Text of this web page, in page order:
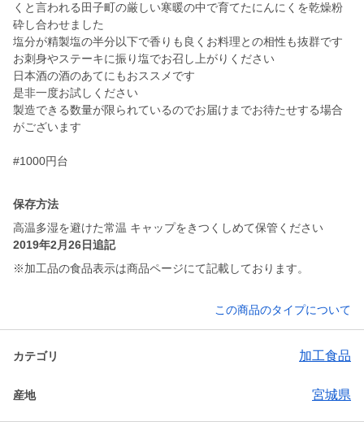
くと言われる田子町の厳しい寒暖の中で育てたにんにくを乾燥粉
砕し合わせました
塩分が精製塩の半分以下で香りも良くお料理との相性も抜群です
お刺身やステーキに振り塩でお召し上がりください
日本酒の酒のあてにもおススメです
是非一度お試しください
製造できる数量が限られているのでお届けまでお待たせする場合
がございます
#1000円台
保存方法
高温多湿を避けた常温 キャップをきつくしめて保管ください
2019年2月26日追記
※加工品の食品表示は商品ページにて記載しております。
この商品のタイプについて
カテゴリ 加工食品
産地 宮城県